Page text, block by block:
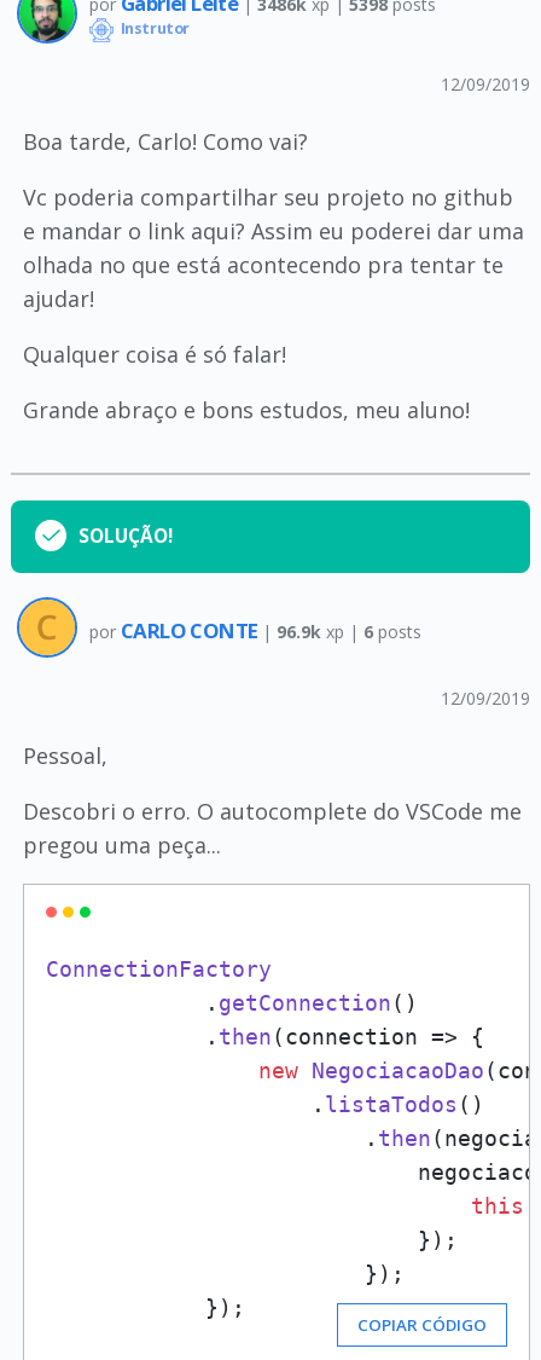
Instrutor
12/09/2019
Boa tarde, Carlo! Como vai?
Vc poderia compartilhar seu projeto no github
e mandar o link aqui? Assim eu poderei dar uma
olhada no que está acontecendo pra tentar te
ajudar!
Qualquer coisa é só falar!
Grande abraço e bons estudos, meu aluno!
SOLUÇÃO!
por CARLO CONTE | 96.9k xp | 6posts
12/09/2019
Pessoal,
Descobri o erro. O autocomplete do VSCode me
pregou uma peça...
ConnectionFactory
            .
getConnection()
            .
then(connection => {
new NegociacaoDao
                    .
listaTodos ()
                        .
then(
this
                            });
                        });
            });
COPIAR CÓDIGO